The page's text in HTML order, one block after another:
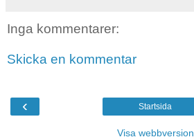
Inga kommentarer:
Skicka en kommentar
‹ Startsida
Visa webbversion